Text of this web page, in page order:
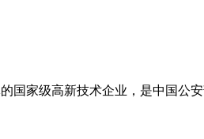
国家级高新技术企业，是中国公